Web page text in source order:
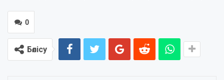
0
Бөлісу